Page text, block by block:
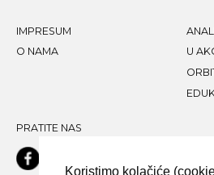
IMPRESUM
O NAMA
U
PRATITE NAS
Koristimo kolačiće